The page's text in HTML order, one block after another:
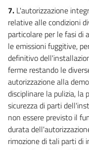
87
88
89
90
TUTELA DEI
AREE
91
92
7. L'autorizzazione
relative alle condizioni
particolare per le fasi di
le emissioni fuggitive,
definitivo
ferme restando le
autorizzazione alla
disciplinare la pulizia, la
sicurezza di parti
non essere previsto il
durata
rimozione di tali parti di